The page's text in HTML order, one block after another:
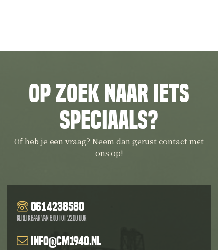
Op zoek naar iets
speciaals?
Of heb je een vraag? Neem dan gerust contact met
ons op!
0614238580
Bereikbaar van 8.00 tot 22.00 uur
info@cm1940.nl